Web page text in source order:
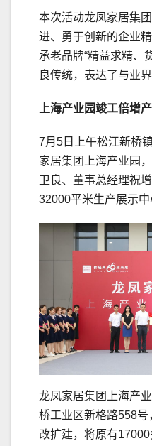
本次活动龙凤家居集
进、勇于创新的企业
承老品牌“精益求精、
良传统，表达了与业
上海产业园竣工倍增
7月5日上午松江新桥
家居集团上海产业园
卫良、董事总经理祝
32000平米生产展示中
龙凤家居集团上海产
桥工业区新格路558
改扩建，将原有